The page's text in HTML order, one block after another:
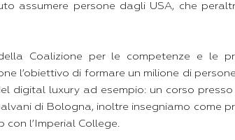
assumere persone dagli USA, che
Coalizione per le competenze e le
l’obiettivo di formare un milione di
digital luxury ad esempio: un corso
di Bologna, inoltre insegniamo come
con l’Imperial College.